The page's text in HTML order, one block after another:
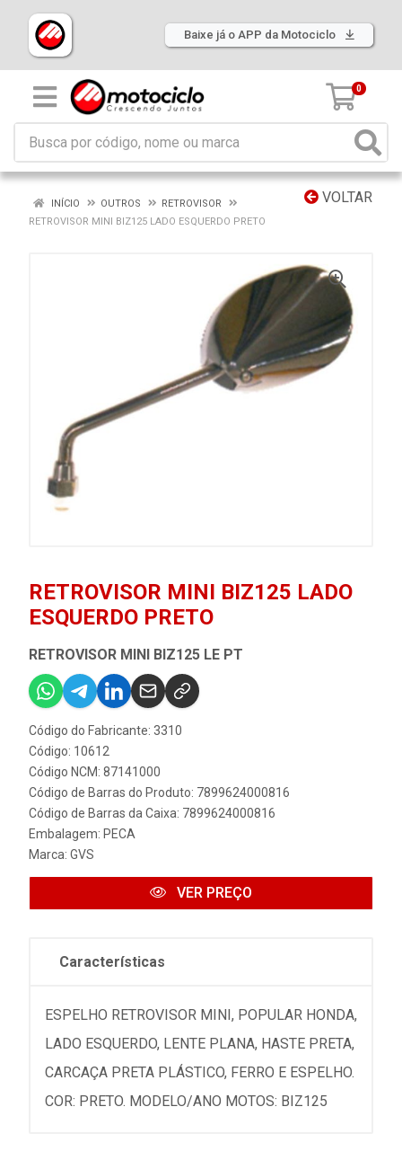
Baixe já o APP da Motociclo
0
VOLTAR
INÍCIO OUTROS
RETROVISOR
RETROVISOR MINI BIZ125 LADO ESQUERDO PRETO
RETROVISOR MINI BIZ125 LADO
ESQUERDO PRETO
RETROVISOR MINI BIZ125 LE PT
Código do Fabricante: 3310
Código: 10612
Código NCM: 87141000
Código de Barras do Produto: 7899624000816
Código de Barras da Caixa: 7899624000816
Embalagem: PECA
Marca: GVS
VER PREÇO
Características
ESPELHO RETROVISOR MINI, POPULAR HONDA,
LADO ESQUERDO, LENTE PLANA, HASTE PRETA,
CARCAÇA PRETA PLÁSTICO, FERRO E ESPELHO.
COR: PRETO. MODELO/ANO MOTOS: BIZ125